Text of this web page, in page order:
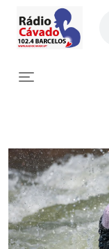
Toggle navigation